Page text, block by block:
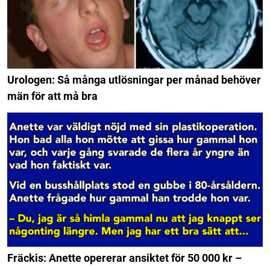
Urologen: Så många utlösningar per månad behöver
män för att må bra
Fräckis: Anette opererar ansiktet för 50 000 kr –